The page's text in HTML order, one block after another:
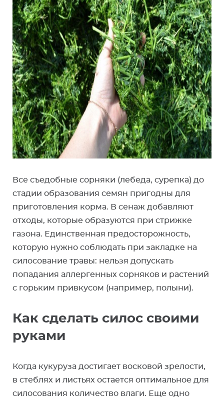
Все съедобные сорняки (лебеда, сурепка) до
стадии образования семян пригодны для
приготовления корма. В сенаж добавляют
отходы, которые образуются при стрижке
газона. Единственная предосторожность,
которую нужно соблюдать при закладке на
силосование травы: нельзя допускать
попадания аллергенных сорняков и растений
с горьким привкусом (например, полыни).
Как сделать силос своими
руками
Когда кукуруза достигает восковой зрелости,
в стеблях и листьях остается оптимальное для
силосования количество влаги. Еще одно